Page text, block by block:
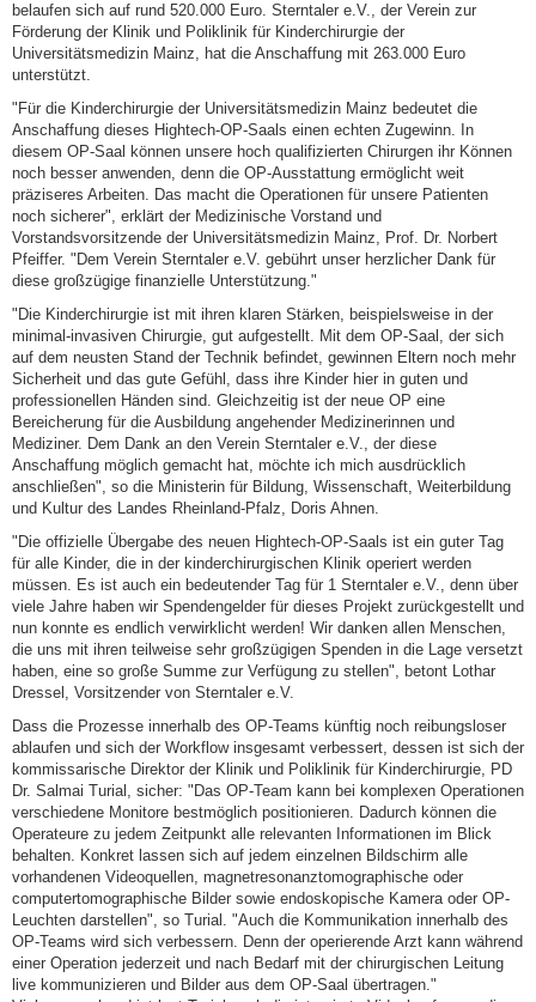
belaufen sich auf rund 520.000 Euro. Sterntaler e.V., der Verein zur
Förderung der Klinik und Poliklinik für Kinderchirurgie der
Universitätsmedizin Mainz, hat die Anschaffung mit 263.000 Euro
unterstützt.
"Für die Kinderchirurgie der Universitätsmedizin Mainz bedeutet die
Anschaffung dieses Hightech-OP-Saals einen echten Zugewinn. In
diesem OP-Saal können unsere hoch qualifizierten Chirurgen ihr Können
noch besser anwenden, denn die OP-Ausstattung ermöglicht weit
präziseres Arbeiten. Das macht die Operationen für unsere Patienten
noch sicherer", erklärt der Medizinische Vorstand und
Vorstandsvorsitzende der Universitätsmedizin Mainz, Prof. Dr. Norbert
Pfeiffer. "Dem Verein Sterntaler e.V. gebührt unser herzlicher Dank für
diese großzügige finanzielle Unterstützung."
"Die Kinderchirurgie ist mit ihren klaren Stärken, beispielsweise in der
minimal-invasiven Chirurgie, gut aufgestellt. Mit dem OP-Saal, der sich
auf dem neusten Stand der Technik befindet, gewinnen Eltern noch mehr
Sicherheit und das gute Gefühl, dass ihre Kinder hier in guten und
professionellen Händen sind. Gleichzeitig ist der neue OP eine
Bereicherung für die Ausbildung angehender Medizinerinnen und
Mediziner. Dem Dank an den Verein Sterntaler e.V., der diese
Anschaffung möglich gemacht hat, möchte ich mich ausdrücklich
anschließen", so die Ministerin für Bildung, Wissenschaft, Weiterbildung
und Kultur des Landes Rheinland-Pfalz, Doris Ahnen.
"Die offizielle Übergabe des neuen Hightech-OP-Saals ist ein guter Tag
für alle Kinder, die in der kinderchirurgischen Klinik operiert werden
müssen. Es ist auch ein bedeutender Tag für 1 Sterntaler e.V., denn über
viele Jahre haben wir Spendengelder für dieses Projekt zurückgestellt und
nun konnte es endlich verwirklicht werden! Wir danken allen Menschen,
die uns mit ihren teilweise sehr großzügigen Spenden in die Lage versetzt
haben, eine so große Summe zur Verfügung zu stellen", betont Lothar
Dressel, Vorsitzender von Sterntaler e.V.
Dass die Prozesse innerhalb des OP-Teams künftig noch reibungsloser
ablaufen und sich der Workflow insgesamt verbessert, dessen ist sich der
kommissarische Direktor der Klinik und Poliklinik für Kinderchirurgie, PD
Dr. Salmai Turial, sicher: "Das OP-Team kann bei komplexen Operationen
verschiedene Monitore bestmöglich positionieren. Dadurch können die
Operateure zu jedem Zeitpunkt alle relevanten Informationen im Blick
behalten. Konkret lassen sich auf jedem einzelnen Bildschirm alle
vorhandenen Videoquellen, magnetresonanztomographische oder
computertomographische Bilder sowie endoskopische Kamera oder OP-
Leuchten darstellen", so Turial. "Auch die Kommunikation innerhalb des
OP-Teams wird sich verbessern. Denn der operierende Arzt kann während
einer Operation jederzeit und nach Bedarf mit der chirurgischen Leitung
live kommunizieren und Bilder aus dem OP-Saal übertragen."